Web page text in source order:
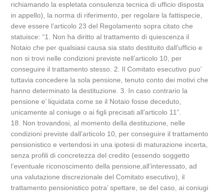
richiamando la espletata consulenza tecnica di ufficio disposta
in appello), la norma di riferimento, per regolare la fattispecie,
deve essere l’articolo 23 del Regolamento sopra citato che
statuisce: “1. Non ha diritto al trattamento di quiescenza il
Notaio che per qualsiasi causa sia stato destituito dall’ufficio e
non si trovi nelle condizioni previste nell’articolo 10, per
conseguire il trattamento stesso. 2. Il Comitato esecutivo puo’
tuttavia concedere la sola pensione, tenuto conto dei motivi che
hanno determinato la destituzione. 3. In caso contrario la
pensione e’ liquidata come se il Notaio fosse deceduto,
unicamente al coniuge o ai figli precisati all’articolo 11”.
18. Non trovandosi, al momento della destituzione, nelle
condizioni previste dall’articolo 10, per conseguire il trattamento
pensionistico e vertendosi in una ipotesi di maturazione incerta,
senza profili di concretezza del credito (essendo soggetto
l’eventuale riconoscimento della pensione,all’interessato, ad
una valutazione discrezionale del Comitato esecutivo), il
trattamento pensionistico potra’ spettare, se del caso, ai coniugi